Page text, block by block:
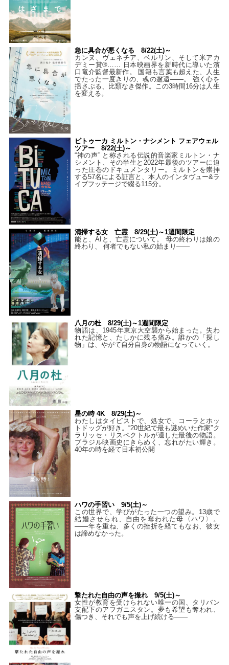
急に具合が悪くなる 8/22(土)～
カンヌ、ヴェネチア、ベルリン、そして米アカ
デミー賞®…… 日本映画界を新時代に導いた濱
口竜介監督最新作。 国籍も言葉も超えた、人生
でたった一度きりの、魂の邂逅――。 強く心を
揺さぶる、比類なき傑作。この3時間16分は人生
を変える。
ビトゥーカ ミルトン・ナシメント フェアウェル
ツアー 8/22(土)～
“神の声” と称される伝説的音楽家ミルトン・ナ
シメント、その半生と2022年最後のツアーに迫
った圧巻のドキュメンタリー。ミルトンを崇拝
する57名による証言と、本人のインタヴュー&ラ
イブフッテージで綴る115分。
清掃する女 亡霊 8/29(土)～1週間限定
能と、AIと、亡霊について。 母の終わりは娘の
終わり、 何者でもない私の始まり――
八月の杜 8/29(土)～1週間限定
物語は、1945年東京大空襲から始まった。失わ
れた記憶と、たしかに残る痛み。誰かの「探し
物」は、やがて自分自身の物語になっていく。
星の時 4K 8/29(土)～
わたしはタイピストで、処⼥で、コーラとホッ
トドッグが好き。“20世紀で最も謎めいた作家”ク
ラリッセ・リスペクトルが遺した最後の物語。
ブラジル映画史にきらめく、忘れがたい輝き。
40年の時を経て⽇本初公開
ハワの手習い 9/5(土)～
この世界で、学びがたった一つの望み。13歳で
結婚させられ、自由を奪われた母〈ハワ〉。
——年を重ね、多くの挫折を経てもなお、彼女
は諦めなかった。
撃たれた自由の声を撮れ 9/5(土)～
女性が教育を受けられない唯一の国、タリバン
支配下のアフガニスタン。夢も希望も奪われ、
傷つき、それでも声を上げ続ける——